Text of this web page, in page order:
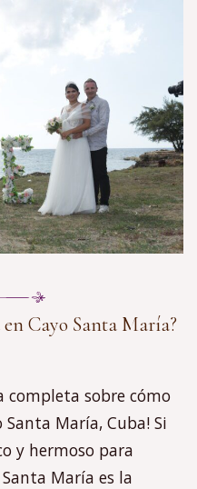
en Cayo Santa María?
completa sobre cómo
María, Cuba! Si
y hermoso para
María es la